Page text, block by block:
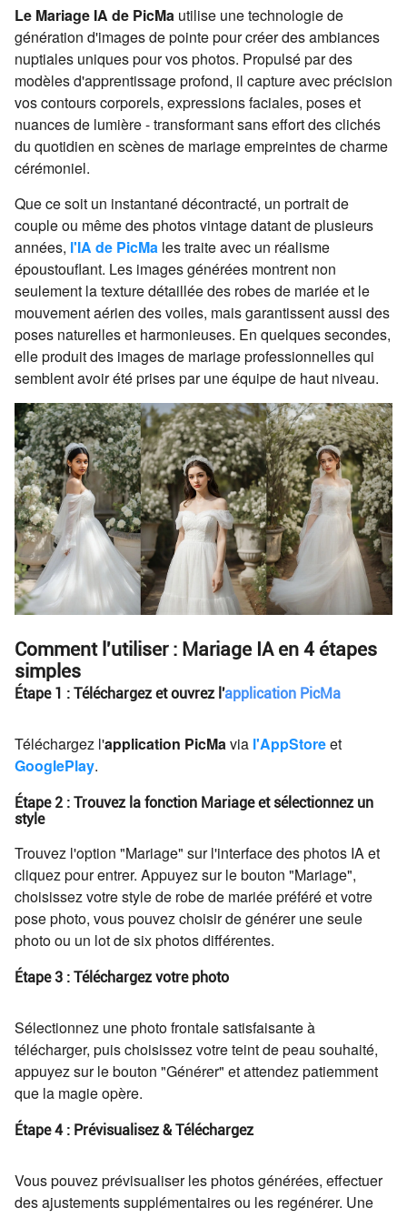
Le Mariage IA de PicMa utilise une technologie de
génération d'images de pointe pour créer des ambiances
nuptiales uniques pour vos photos. Propulsé par des
modèles d'apprentissage profond, il capture avec précision
vos contours corporels, expressions faciales, poses et
nuances de lumière - transformant sans effort des clichés
du quotidien en scènes de mariage empreintes de charme
cérémoniel.
Que ce soit un instantané décontracté, un portrait de
couple ou même des photos vintage datant de plusieurs
années, l'IA de PicMa les traite avec un réalisme
époustouflant. Les images générées montrent non
seulement la texture détaillée des robes de mariée et le
mouvement aérien des voiles, mais garantissent aussi des
poses naturelles et harmonieuses. En quelques secondes,
elle produit des images de mariage professionnelles qui
semblent avoir été prises par une équipe de haut niveau.
Comment l'utiliser : Mariage IA en 4 étapes
simples
Étape 1 : Téléchargez et ouvrez l'application PicMa
Téléchargez l'application PicMavia l'AppStoreet
GooglePlay.
Étape 2 : Trouvez la fonction Mariage et sélectionnez un
style
Trouvez l'option "Mariage" sur l'interface des photos IA et
cliquez pour entrer. Appuyez sur le bouton "Mariage",
choisissez votre style de robe de mariée préféré et votre
pose photo, vous pouvez choisir de générer une seule
photo ou un lot de six photos différentes.
Étape 3 : Téléchargez votre photo
Sélectionnez une photo frontale satisfaisante à
télécharger, puis choisissez votre teint de peau souhaité,
appuyez sur le bouton "Générer" et attendez patiemment
que la magie opère.
Étape 4 : Prévisualisez & Téléchargez
Vous pouvez prévisualiser les photos générées, effectuer
des ajustements supplémentaires ou les regénérer. Une